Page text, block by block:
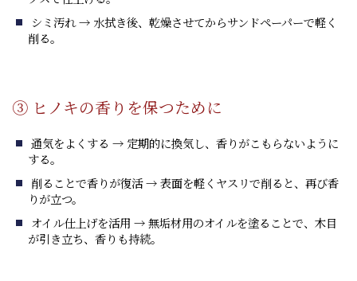
シミ汚れ → 水拭き後、乾燥させてからサンドペーパーで軽く
削る。
③ ヒノキの香りを保つために
通気をよくする → 定期的に換気し、香りがこもらないように
する。
削ることで香りが復活 → 表面を軽くヤスリで削ると、再び香
りが立つ。
オイル仕上げを活用 → 無垢材用のオイルを塗ることで、木目
が引き立ち、香りも持続。